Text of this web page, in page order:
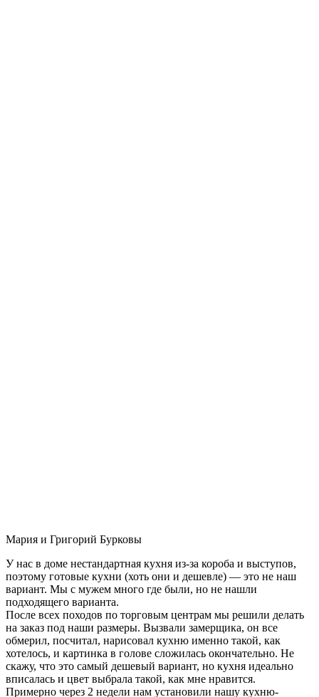
Мария и Григорий Бурковы
У нас в доме нестандартная кухня из-за короба и выступов,
поэтому готовые кухни (хоть они и дешевле) — это не наш
вариант. Мы с мужем много где были, но не нашли
подходящего варианта.
После всех походов по торговым центрам мы решили делать
на заказ под наши размеры. Вызвали замерщика, он все
обмерил, посчитал, нарисовал кухню именно такой, как
хотелось, и картинка в голове сложилась окончательно. Не
скажу, что это самый дешевый вариант, но кухня идеально
вписалась и цвет выбрала такой, как мне нравится.
Примерно через 2 недели нам установили нашу кухню-